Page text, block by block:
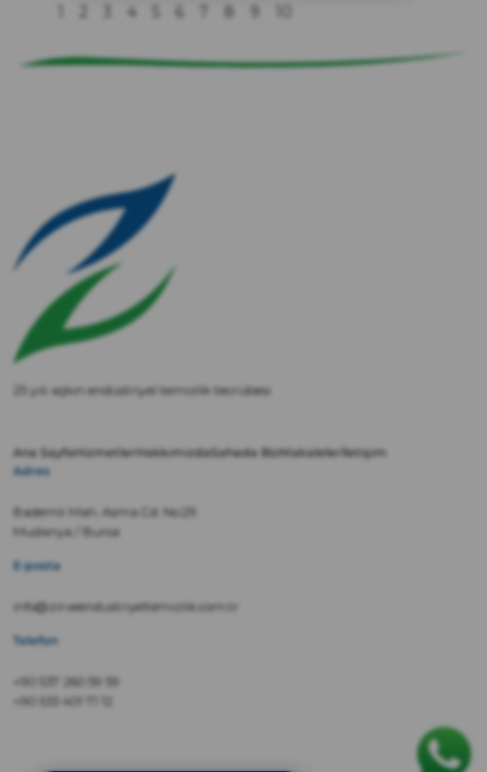
4
25 yılı aşkın endüstriyel temizlik tecrübesi
Ana SayfaHizmetlerHakkımızdaSahada BizMakaleler İletişim
Adres
Bademli Mah. Asma Cd. No:29
Mudanya / Bursa
E-posta
info@zirveendustriyeltemizlik.com.tr
Telefon
+90 537 260 59 59
+90 533 401 71 12